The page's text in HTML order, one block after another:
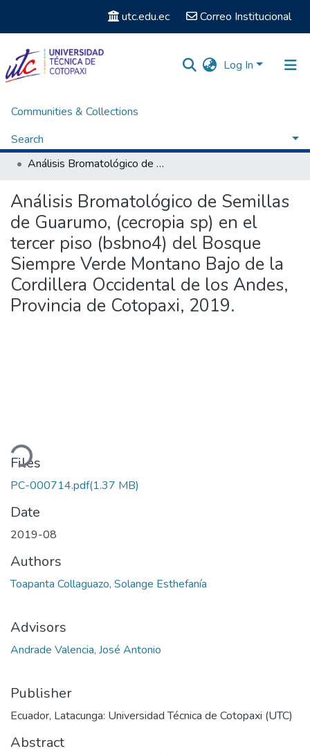
utc.edu.ec Correo Institucional
Log In
Communities & Collections
Search
Statistics
Home
Titulación - Ingeniería en Medio Ambiente
Análisis Bromatológico de Semillas de Guarumo, (cecropia sp) en el tercer piso (bsbno4) del Bosque Siempre Verde Montano Bajo de la Cordillera Occidental de los Andes, Provincia de Cotopaxi, 2019.
Análisis Bromatológico de Semillas
de Guarumo, (cecropia sp) en el
tercer piso (bsbno4) del Bosque
Siempre Verde Montano Bajo de la
Cordillera Occidental de los Andes,
Provincia de Cotopaxi, 2019.
Loading...
Files
PC-000714.pdf(1.37 MB)
Date
2019-08
Authors
Toapanta Collaguazo, Solange Esthefanía
Advisors
Andrade Valencia, José Antonio
Publisher
Ecuador, Latacunga: Universidad Técnica de Cotopaxi (UTC)
Abstract